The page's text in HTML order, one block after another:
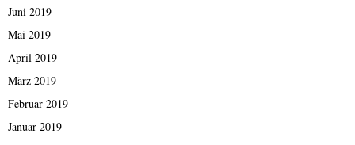
Juni 2019
Mai 2019
April 2019
März 2019
Februar 2019
Januar 2019